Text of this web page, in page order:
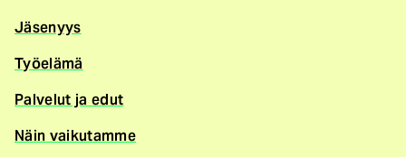
Jäsenyys
Työelämä
Palvelut ja edut
Näin vaikutamme